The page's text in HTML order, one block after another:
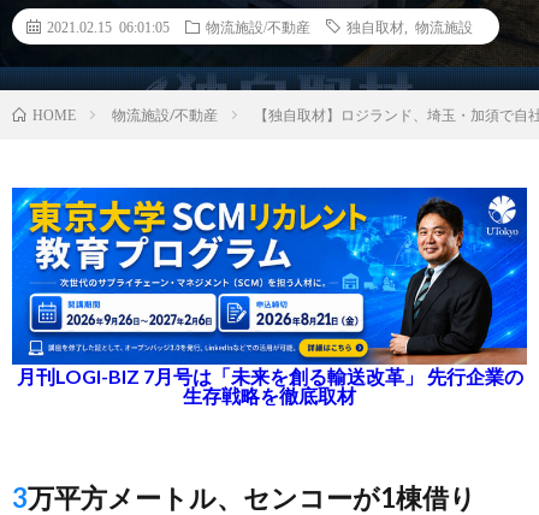
2021.02.15 06:01:05 物流施設/不動産 独自取材 物流施設
HOME 物流施設/不動産 【独自取材】ロジランド、埼玉・加須で
月刊LOGI-BIZ 7月号は「未来を創る輸送改革」 先行企業の
生存戦略を徹底取材
3万平方メートル、センコーが1棟借り